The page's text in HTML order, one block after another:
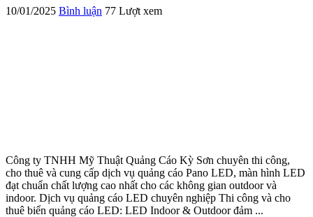
10/01/2025 Bình luận 77 Lượt xem
Công ty TNHH Mỹ Thuật Quảng Cáo Kỳ Sơn chuyên thi công,
cho thuê và cung cấp dịch vụ quảng cáo Pano LED, màn hình LED
đạt chuẩn chất lượng cao nhất cho các không gian outdoor và
indoor. Dịch vụ quảng cáo LED chuyên nghiệp Thi công và cho
thuê biển quảng cáo LED: LED Indoor & Outdoor đảm ...